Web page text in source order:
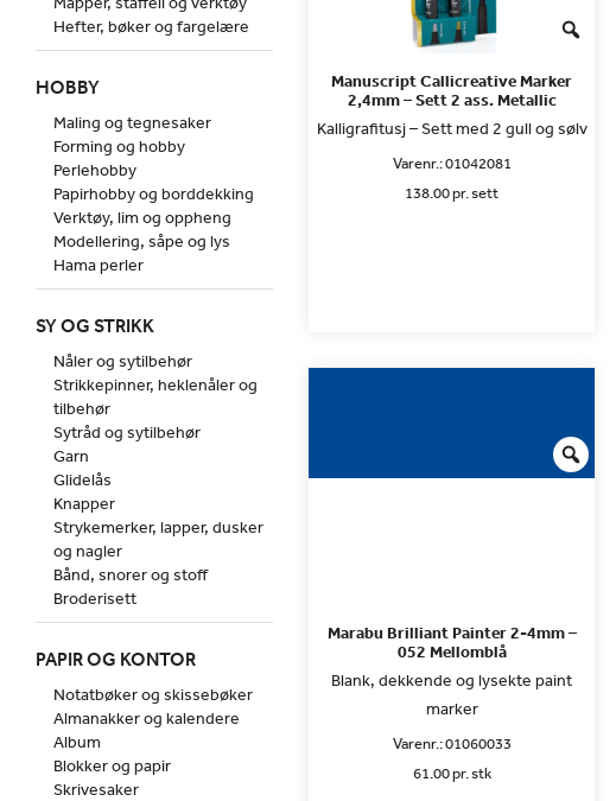
Manuscript Callicreative Marker
2,4mm – Sett 2 ass. Metallic
Kalligrafitusj – Sett med 2 gull og sølv
Varenr.:01042081
138.00 pr. sett
Marabu Brilliant Painter 2-4mm –
052 Mellomblå
Blank, dekkende og lysekte paint
marker
Varenr.:01060033
61.00 pr. stk
Hefter, bøker og fargelære
HOBBY
Maling og tegnesaker
Forming og hobby
Perlehobby
Papirhobby og borddekking
Verktøy, lim og oppheng
Modellering, såpe og lys
Hama perler
SY OG STRIKK
Nåler og sytilbehør
Strikkepinner, heklenåler og
tilbehør
Sytråd og sytilbehør
Garn
Glidelås
Knapper
Strykemerker, lapper, dusker
og nagler
Bånd, snorer og stoff
Broderisett
PAPIR OG KONTOR
Notatbøker og skissebøker
Almanakker og kalendere
Album
Blokker og papir
Skrivesaker